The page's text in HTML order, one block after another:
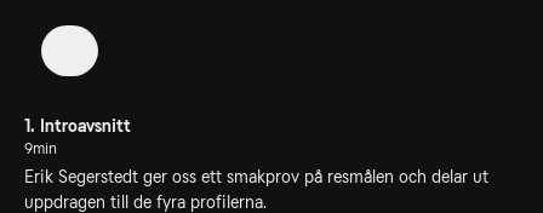
1. Introavsnitt
9min
Erik Segerstedt ger oss ett smakprov på resmålen och delar ut
uppdragen till de fyra profilerna.